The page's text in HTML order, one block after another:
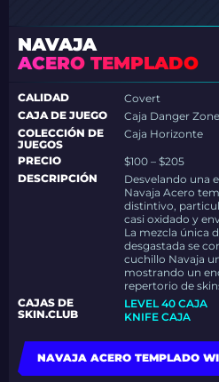
NAVAJA
ACERO TEMPLADO
CALIDAD
Covert
CAJA DE JUEGO
Caja Danger Zone
COLECCIÓN DE
JUEGOS
Caja Horizonte
PRECIO
$100 – $205
DESCRIPCIÓN
Desvelando una
Navaja Acero
distintivo,
casi oxidado y
La mezcla única
desgastada se
cuchillo Navaja
mostrando un
repertorio de
CAJAS DE
SKIN.CLUB
LEVEL 40 CAJA
KNIFE CAJA
NAVAJA ACERO TEMPLADO